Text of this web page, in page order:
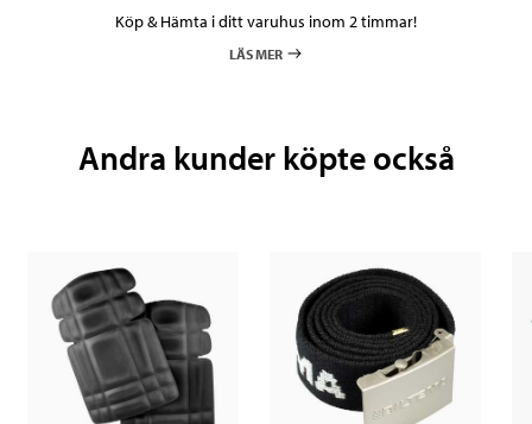
Köp & Hämta i ditt varuhus inom 2 timmar!
LÄS MER
Andra kunder köpte också